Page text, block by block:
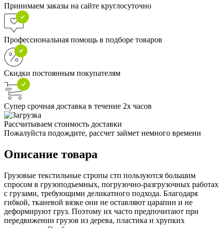
Принимаем заказы на сайте круглосуточно
Профессиональная помощь в подборе товаров
Скидки постоянным покупателям
Супер срочная доставка в течение 2х часов
Рассчитываем стоимость доставки
Пожалуйста подождите, рассчет займет немного времени
Описание товара
Грузовые текстильные стропы стп пользуются большим
спросом в грузоподъемных, погрузочно-разгрузочных работах
с грузами, требующими деликатного подхода. Благодаря
гибкой, тканевой вязке они не оставляют царапин и не
деформируют груз. Поэтому их часто предпочитают при
передвижении грузов из дерева, пластика и хрупких